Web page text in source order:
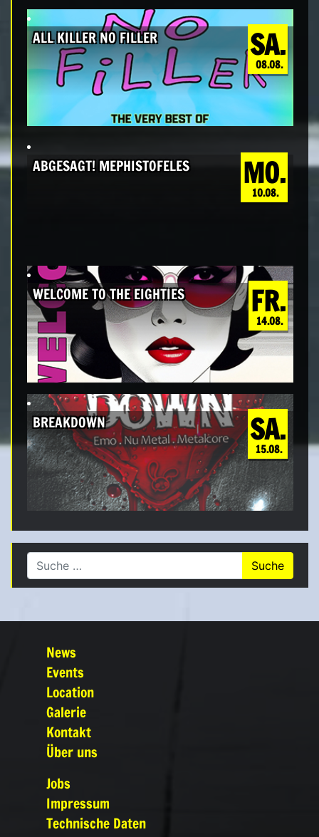
SA.
08.08.
ALL KILLER NO FILLER
MO.
10.08.
ABGESAGT! MEPHISTOFELES
FR.
14.08.
WELCOME TO THE EIGHTIES
SA.
15.08.
BREAKDOWN
Suche nach:
News
Events
Location
Galerie
Kontakt
Über uns
Jobs
Impressum
Technische Daten